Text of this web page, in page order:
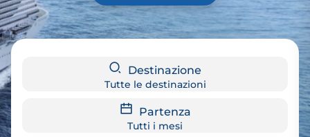
Destinazione
Tutte le destinazioni
Partenza
Tutti i mesi